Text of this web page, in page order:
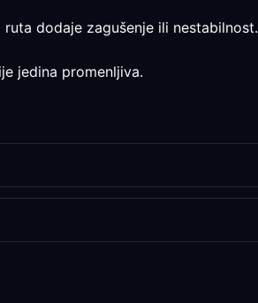
dodaje zagušenje ili nestabilnost.
jedina promenljiva.